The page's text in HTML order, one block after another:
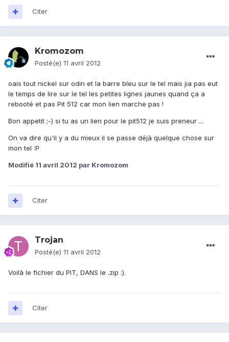
Citer
Kromozom
Posté(e) 11 avril 2012
oais tout nickel sur odin et la barre bleu sur le tel mais jia pas eut
le temps de lire sur le tel les petites lignes jaunes quand ça a
rebooté et pas Pit 512 car mon lien marche pas !
Bon appetit ;-) si tu as un lien pour le pit512 je suis preneur ...
On va dire qu'il y a du mieux il se passe déjà quelque chose sur
mon tel :P
Modifié 11 avril 2012 par Kromozom
Citer
Trojan
Posté(e) 11 avril 2012
Voilà le fichier du PIT, DANS le .zip :).
Citer